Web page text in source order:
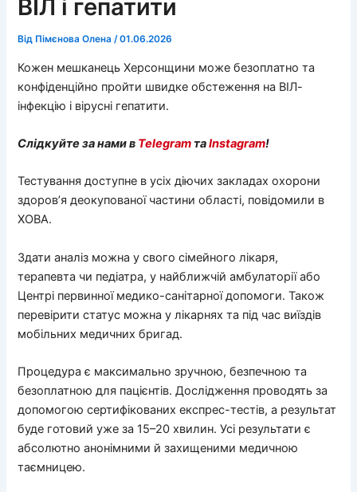
ВІЛ і гепатити
Від Пімєнова Олена/01.06.2026
Кожен мешканець Херсонщини може безоплатно та
конфіденційно пройти швидке обстеження на ВІЛ-
інфекцію і вірусні гепатити.
Слідкуйте за нами в Telegram таInstagram!
Тестування доступне в усіх діючих закладах охорони
здоров’я деокупованої частини області, повідомили в
ХОВА.
Здати аналіз можна у свого сімейного лікаря,
терапевта чи педіатра, у найближчій амбулаторії або
Центрі первинної медико-санітарної допомоги. Також
перевірити статус можна у лікарнях та під час виїздів
мобільних медичних бригад.
Процедура є максимально зручною, безпечною та
безоплатною для пацієнтів. Дослідження проводять за
допомогою сертифікованих експрес-тестів, а результат
буде готовий уже за 15–20 хвилин. Усі результати є
абсолютно анонімними й захищеними медичною
таємницею.